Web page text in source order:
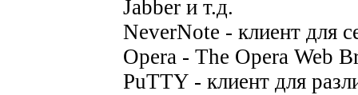
Jabber и т.д.
NeverNote - клиент для
Opera - The Opera Web
PuTTY - клиент для